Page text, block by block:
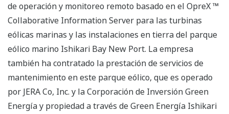
de operación y monitoreo remoto basado en el OpreX ™
Collaborative Information Server para las turbinas
eólicas marinas y las instalaciones en tierra del parque
eólico marino Ishikari Bay New Port. La empresa
también ha contratado la prestación de servicios de
mantenimiento en este parque eólico, que es operado
por JERA Co, Inc. y la Corporación de Inversión Green
Energía y propiedad a través de Green Energía Ishikari